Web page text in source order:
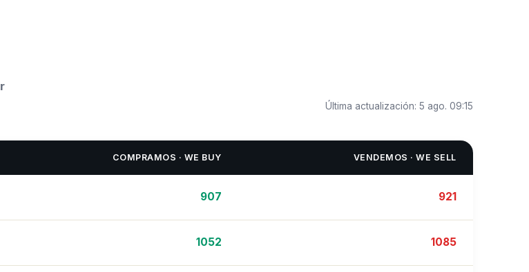
Última actualización:5 ago. 09:15
COMPRAMOS · WE BUY VENDEMOS · WE SELL
907 921
1052 1085